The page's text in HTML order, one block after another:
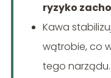
ryzyko
Kawa
wątrobie, co
tego narządu.